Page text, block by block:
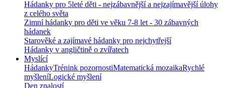
Hádanky pro 5leté děti - nejzábavnější a nejzajímavější úlohy
z celého světa
Zimní hádanky pro děti ve věku 7-8 let - 30 zábavných
hádanek
Starověké a zajímavé hádanky pro nejchytřejší
Hádanky v angličtině o zvířatech
Myslící
HádankyTrénink pozornostiMatematická mozaikaRychlé
myšleníLogické myšlení
Den znalostí